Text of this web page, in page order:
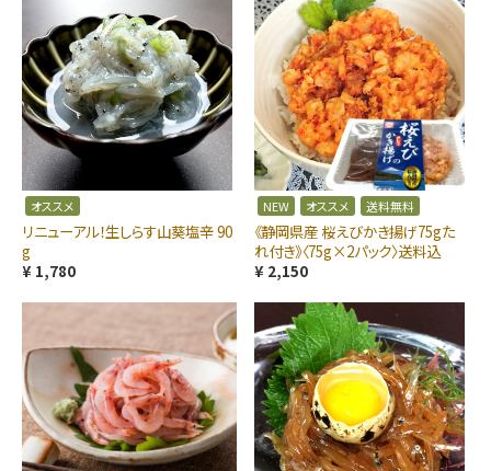
オススメ
リニューアル！生しらす山葵塩辛 90
g
¥ 1,780
NEW オススメ 送料無料
《静岡県産 桜えびかき揚げ75gた
れ付き》〈75g×2パック〉送料込
¥ 2,150